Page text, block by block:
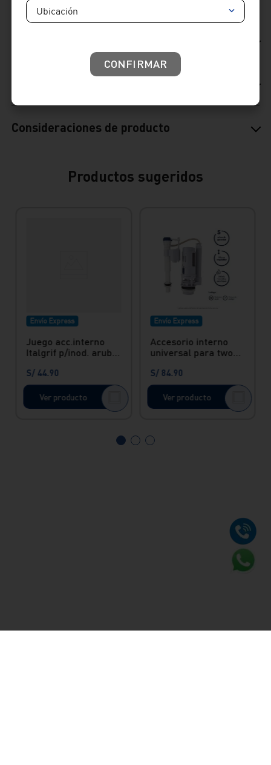
Consideraciones de producto
Productos sugeridos
Envío Express
Juego acc.interno
Italgrif p/inod. aruba
S/ 44.90
Ver producto
Envío Express
Accesorio interno
universal para two
S/ 84.90
Ver producto
Ubicación
CONFIRMAR